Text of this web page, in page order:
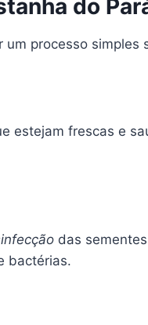
do
processo
estejam frescas e
das
bactérias.